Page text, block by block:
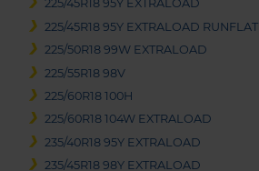
225/45R18 95Y EXTRALOAD
225/45R18 95Y EXTRALOAD RUNFLAT
225/50R18 99W EXTRALOAD
225/55R18 98V
225/60R18 100H
225/60R18 104W EXTRALOAD
235/40R18 95Y EXTRALOAD
235/45R18 98Y EXTRALOAD